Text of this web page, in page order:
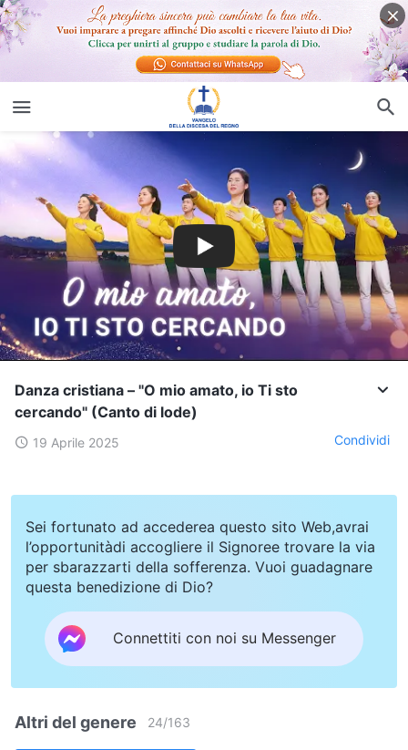
Danza cristiana – "O mio amato, io Ti sto
cercando" (Canto di lode)
19 Aprile 2025 Condividi
Sei fortunato ad accederea questo sito Web,avrai
l’opportunitàdi accogliere il Signoree trovare la via
per sbarazzarti della sofferenza. Vuoi guadagnare
questa benedizione di Dio?
Connettiti con noi su Messenger
Altri del genere 24/163